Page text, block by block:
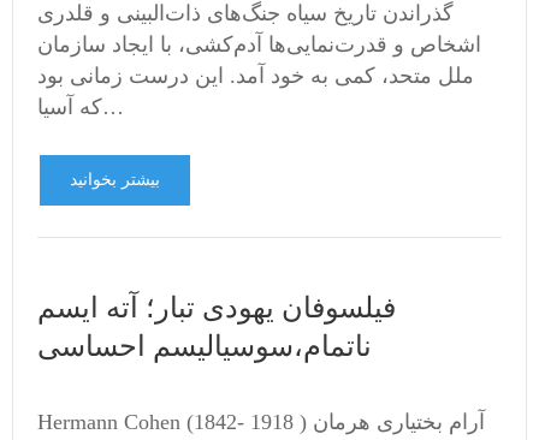
گذراندن تاریخ سیاه جنگ‌های ذات‌البینی و قلدری
اشخاص و قدرت‌نمایی‌ها آدم‌کشی، با ایجاد سازمان
ملل متحد، کمی به خود آمد. این درست زمانی بود
که آسیا…
بیشتر بخوانید
فیلسوفان یهودی تبار؛ آته ایسم
ناتمام،سوسیالیسم احساسی
Hermann Cohen (1842- 1918 ) آرام بختیاری هرمان